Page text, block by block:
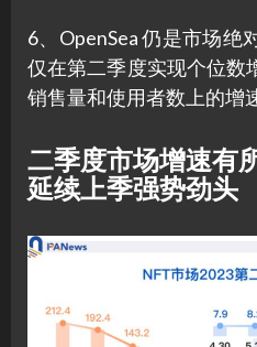
6、OpenSea 仍是市场绝
仅在第二季度实现个位数
销售量和使用者数上的增
二季度市场增速有
延续上季强势劲头